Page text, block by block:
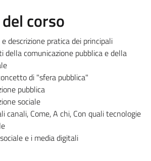
corso
descrizione pratica dei principali
comunicazione pubblica e della
di "sfera pubblica"
pubblica
sociale
canali, Come, A chi, Con quali tecnologie
e i media digitali